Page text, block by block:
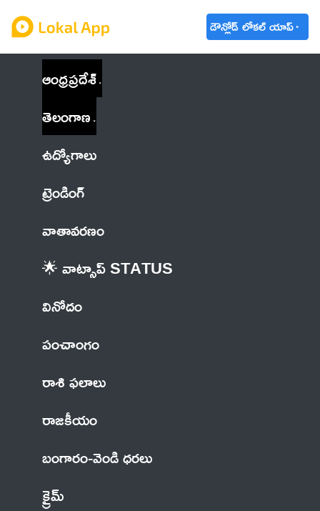
డౌన్లోడ్ లోకల్ యాప్
ఆంధ్రప్రదేశ్
తెలంగాణ
ఉద్యోగాలు
ట్రెండింగ్
వాతావరణం
🌟 వాట్సాప్ STATUS
వినోదం
పంచాంగం
రాశి ఫలాలు
రాజకీయం
బంగారం-వెండి ధరలు
క్రైమ్